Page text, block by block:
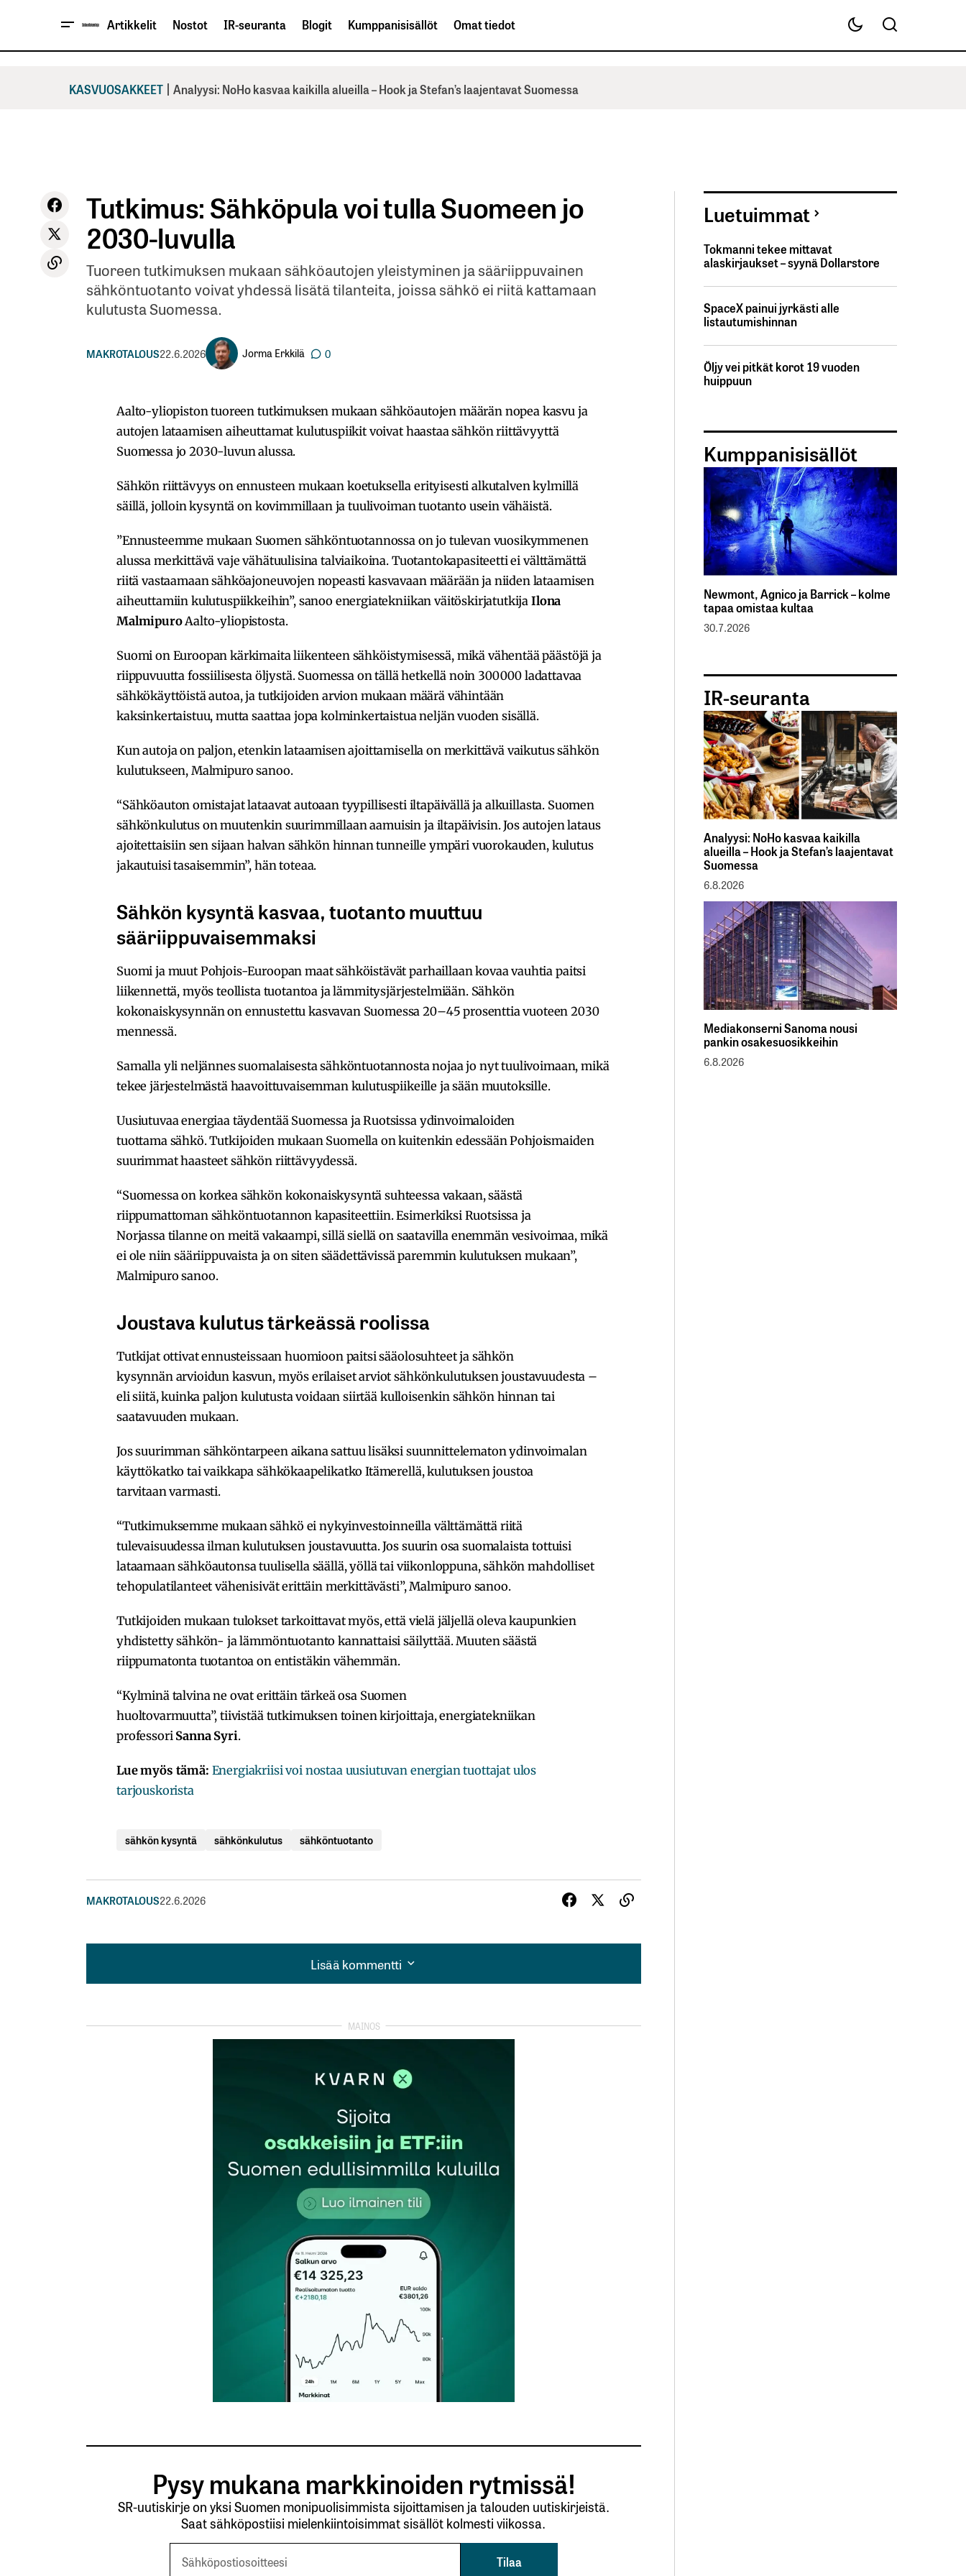
Artikkelit Nostot IR-seuranta Blogit Kumppanisisällöt Omat tiedot
KASVUOSAKKEET | Analyysi: NoHo kasvaa kaikilla alueilla – Hook ja Stefan’s laajentavat Suomessa
Tutkimus: Sähköpula voi tulla Suomeen jo
2030-​luvulla
Tuoreen tutkimuksen mukaan sähköautojen yleistyminen ja sääriippuvainen
sähköntuotanto voivat yhdessä lisätä tilanteita, joissa sähkö ei riitä kattamaan
kulutusta Suomessa.
MAKROTALOUS22.6.2026 Jorma Erkkilä 0
Aalto-yliopiston tuoreen tutkimuksen mukaan sähköautojen määrän nopea kasvu ja
autojen lataamisen aiheuttamat kulutuspiikit voivat haastaa sähkön riittävyyttä
Suomessa jo 2030-luvun alussa.
Sähkön riittävyys on ennusteen mukaan koetuksella erityisesti alkutalven kylmillä
säillä, jolloin kysyntä on kovimmillaan ja tuulivoiman tuotanto usein vähäistä.
”Ennusteemme mukaan Suomen sähköntuotannossa on jo tulevan vuosikymmenen
alussa merkittävä vaje vähätuulisina talviaikoina. Tuotantokapasiteetti ei välttämättä
riitä vastaamaan sähköajoneuvojen nopeasti kasvavaan määrään ja niiden lataamisen
aiheuttamiin kulutuspiikkeihin”, sanoo energiatekniikan väitöskirjatutkija Ilona
MalmipuroAalto-yliopistosta.
Suomi on Euroopan kärkimaita liikenteen sähköistymisessä, mikä vähentää päästöjä ja
riippuvuutta fossiilisesta öljystä. Suomessa on tällä hetkellä noin 300 000 ladattavaa
sähkökäyttöistä autoa, ja tutkijoiden arvion mukaan määrä vähintään
kaksinkertaistuu, mutta saattaa jopa kolminkertaistua neljän vuoden sisällä.
Kun autoja on paljon, etenkin lataamisen ajoittamisella on merkittävä vaikutus sähkön
kulutukseen, Malmipuro sanoo.
“Sähköauton omistajat lataavat autoaan tyypillisesti iltapäivällä ja alkuillasta. Suomen
sähkönkulutus on muutenkin suurimmillaan aamuisin ja iltapäivisin. Jos autojen lataus
ajoitettaisiin sen sijaan halvan sähkön hinnan tunneille ympäri vuorokauden, kulutus
jakautuisi tasaisemmin”, hän toteaa.
Sähkön kysyntä kasvaa, tuotanto muuttuu
sääriippuvaisemmaksi
Suomi ja muut Pohjois-Euroopan maat sähköistävät parhaillaan kovaa vauhtia paitsi
liikennettä, myös teollista tuotantoa ja lämmitysjärjestelmiään. Sähkön
kokonaiskysynnän on ennustettu kasvavan Suomessa 20–45 prosenttia vuoteen 2030
mennessä.
Samalla yli neljännes suomalaisesta sähköntuotannosta nojaa jo nyt tuulivoimaan, mikä
tekee järjestelmästä haavoittuvaisemman kulutuspiikeille ja sään muutoksille.
Uusiutuvaa energiaa täydentää Suomessa ja Ruotsissa ydinvoimaloiden
tuottama sähkö. Tutkijoiden mukaan Suomella on kuitenkin edessään Pohjoismaiden
suurimmat haasteet sähkön riittävyydessä.
“Suomessa on korkea sähkön kokonaiskysyntä suhteessa vakaan, säästä
riippumattoman sähköntuotannon kapasiteettiin. Esimerkiksi Ruotsissa ja
Norjassa tilanne on meitä vakaampi, sillä siellä on saatavilla enemmän vesivoimaa, mikä
ei ole niin sääriippuvaista ja on siten säädettävissä paremmin kulutuksen mukaan”,
Malmipuro sanoo.
Joustava kulutus tärkeässä roolissa
Tutkijat ottivat ennusteissaan huomioon paitsi sääolosuhteet ja sähkön
kysynnän arvioidun kasvun, myös erilaiset arviot sähkönkulutuksen joustavuudesta –
eli siitä, kuinka paljon kulutusta voidaan siirtää kulloisenkin sähkön hinnan tai
saatavuuden mukaan.
Jos suurimman sähköntarpeen aikana sattuu lisäksi suunnittelematon ydinvoimalan
käyttökatko tai vaikkapa sähkökaapelikatko Itämerellä, kulutuksen joustoa
tarvitaan varmasti.
“Tutkimuksemme mukaan sähkö ei nykyinvestoinneilla välttämättä riitä
tulevaisuudessa ilman kulutuksen joustavuutta. Jos suurin osa suomalaista tottuisi
lataamaan sähköautonsa tuulisella säällä, yöllä tai viikonloppuna, sähkön mahdolliset
tehopulatilanteet vähenisivät erittäin merkittävästi”, Malmipuro sanoo.
Tutkijoiden mukaan tulokset tarkoittavat myös, että vielä jäljellä oleva kaupunkien
yhdistetty sähkön- ja lämmöntuotanto kannattaisi säilyttää. Muuten säästä
riippumatonta tuotantoa on entistäkin vähemmän.
“Kylminä talvina ne ovat erittäin tärkeä osa Suomen
huoltovarmuutta”, tiivistää tutkimuksen toinen kirjoittaja, energiatekniikan
professori Sanna Syri.
Lue myös tämä: Energiakriisi voi nostaa uusiutuvan energian tuottajat ulos
tarjouskorista
sähkön kysyntä sähkönkulutus sähköntuotanto
MAKROTALOUS22.6.2026
Lisää kommentti
Lisää kommentti
Pakolliset kentät on merkitty
Sähköpostiosoitteesi
Pysy mukana markkinoiden rytmissä!
SR-uutiskirje on yksi Suomen monipuolisimmista sijoittamisen ja talouden uutiskirjeistä.
Saat sähköpostiisi mielenkiintoisimmat sisällöt kolmesti viikossa.
Luetuimmat
Tokmanni tekee mittavat
alaskirjaukset – syynä Dollarstore
SpaceX painui jyrkästi alle
listautumishinnan
Öljy vei pitkät korot 19 vuoden
huippuun
Kumppanisisällöt
Newmont, Agnico ja Barrick – kolme
tapaa omistaa kultaa
30.7.2026
IR-seuranta
Analyysi: NoHo kasvaa kaikilla
alueilla – Hook ja Stefan’s laajentavat
Suomessa
6.8.2026
Mediakonserni Sanoma nousi
pankin osakesuosikkeihin
6.8.2026